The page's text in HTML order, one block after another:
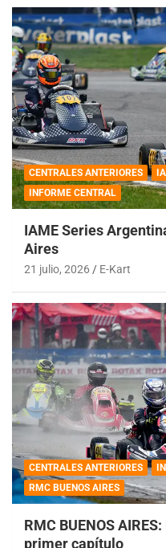
CENTRALES ANTERIORES
INFORME CENTRAL
IAME Series
Aires
21 julio, 2026 E-Kart
CENTRALES ANTERIORES
RMC BUENOS AIRES
RMC BUENOS
primer capítulo